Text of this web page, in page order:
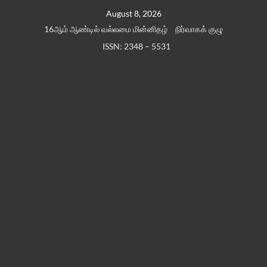
August 8, 2026
16ஆம் ஆண்டில் வல்லமை மின்னிதழ்
நிர்வாகக் குழு
ISSN: 2348 – 5531